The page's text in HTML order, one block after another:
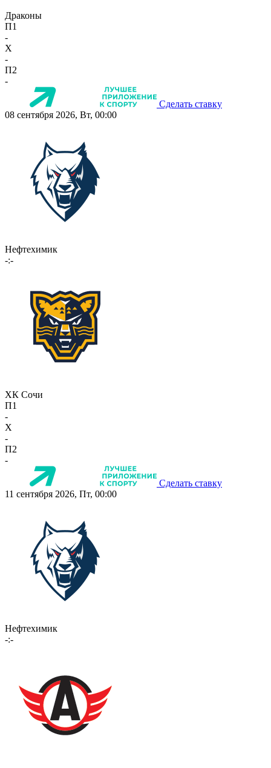
Драконы
П1
-
X
-
П2
-
Сделать ставку
08 сентября 2026, Вт, 00:00
Нефтехимик
-:-
ХК Сочи
П1
-
X
-
П2
-
Сделать ставку
11 сентября 2026, Пт, 00:00
Нефтехимик
-:-